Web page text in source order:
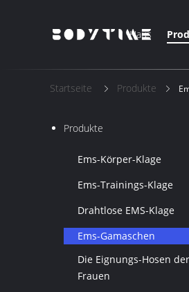
Haus
Startseite Produkte
Produkte
Ems-Körper-Klage
Ems-Trainings-Klage
Drahtlose EMS-Klage
Ems-Gamaschen
Die Eignungs-Hosen der
Frauen